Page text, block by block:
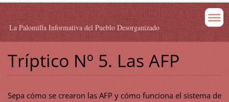
La Palomilla Informativa del Pueblo Desorganizado
Tríptico Nº 5. Las AFP
Sepa cómo se crearon las AFP y cómo funciona el sistema de